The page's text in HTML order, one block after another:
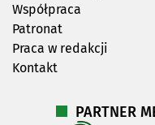
Współpraca
Patronat
Praca w redakcji
Kontakt
PARTNER